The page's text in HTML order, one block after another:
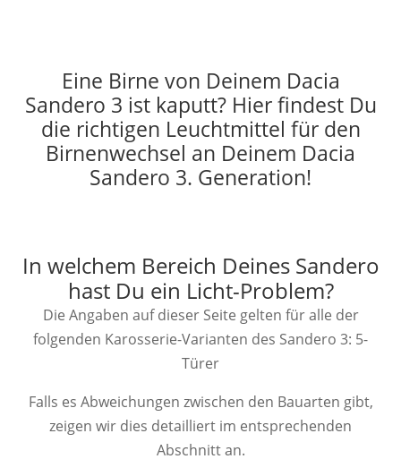
Eine Birne von Deinem Dacia
Sandero 3 ist kaputt? Hier findest Du
die richtigen Leuchtmittel für den
Birnenwechsel an Deinem Dacia
Sandero 3. Generation!
In welchem Bereich Deines Sandero
hast Du ein Licht-Problem?
Die Angaben auf dieser Seite gelten für alle der
folgenden Karosserie-Varianten des Sandero 3: 5-
Türer
Falls es Abweichungen zwischen den Bauarten gibt,
zeigen wir dies detailliert im entsprechenden
Abschnitt an.